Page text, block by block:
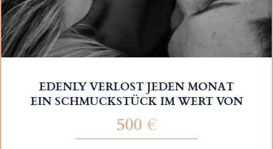
EDENLY VERLOST JEDEN MONAT
EIN SCHMUCKSTÜCK IM WERT VON
500 €